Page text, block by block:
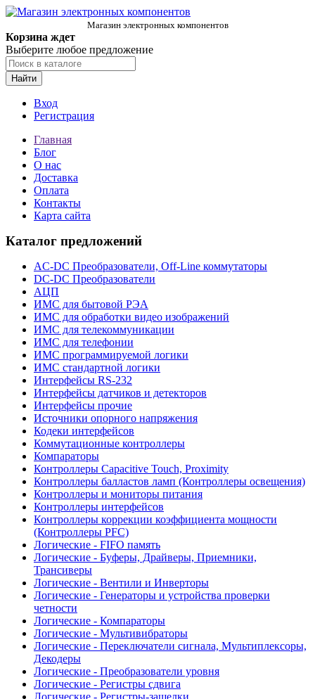
Магазин электронных компонентов
Корзина ждет
Выберите любое предложение
Найти
Вход
Регистрация
Главная
Блог
О нас
Доставка
Оплата
Контакты
Карта сайта
Каталог предложений
AC-DC Преобразователи, Off-Line коммутаторы
DC-DC Преобразователи
АЦП
ИМС для бытовой РЭА
ИМС для обработки видео изображений
ИМС для телекоммуникации
ИМС для телефонии
ИМС программируемой логики
ИМС стандартной логики
Интерфейсы RS-232
Интерфейсы датчиков и детекторов
Интерфейсы прочие
Источники опорного напряжения
Кодеки интерфейсов
Коммутационные контроллеры
Компараторы
Контроллеры Capacitive Touch, Proximity
Контроллеры балластов ламп (Контроллеры освещения)
Контроллеры и мониторы питания
Контроллеры интерфейсов
Контроллеры коррекции коэффициента мощности
(Контроллеры PFC)
Логические - FIFO память
Логические - Буферы, Драйверы, Приемники,
Трансиверы
Логические - Вентили и Инверторы
Логические - Генераторы и устройства проверки
четности
Логические - Компараторы
Логические - Мультивибраторы
Логические - Переключатели сигнала, Мультиплексоры,
Декодеры
Логические - Преобразователи уровня
Логические - Регистры сдвига
Логические - Регистры-защелки